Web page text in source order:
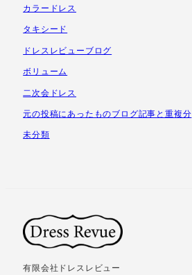
カラードレス
タキシード
ドレスレビューブログ
ボリューム
二次会ドレス
元の投稿にあったものブログ記事と重複分
未分類
有限会社ドレスレビュー